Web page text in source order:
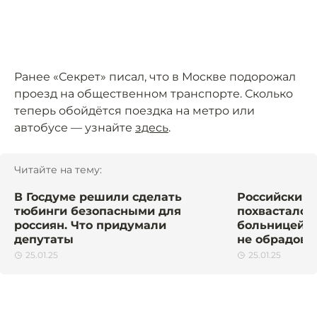
Ранее «Секрет» писал, что в Москве подорожал
проезд на общественном транспорте. Сколько
теперь обойдётся поездка на метро или
автобусе — узнайте здесь.
Читайте на тему:
В Госдуме решили сделать
тюбинги безопасными для
россиян. Что придумали
депутаты
25.01.25
Российский
больницей.
не
25.01.25